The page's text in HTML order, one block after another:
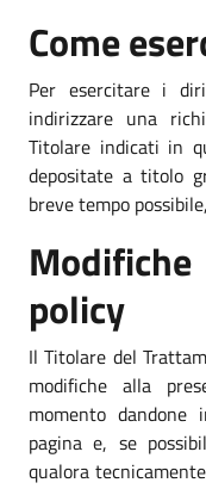
Come
Per esercitare i
indirizzare una
Titolare indicati in
depositate a titolo
breve tempo
policy
Il Titolare del
modifiche alla
momento dandone
pagina e, se
qualora